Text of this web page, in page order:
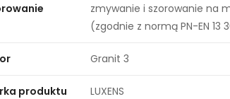
zmywanie i szorowanie na
(zgodnie z normą PN-EN 13
Granit 3
produktu LUXENS